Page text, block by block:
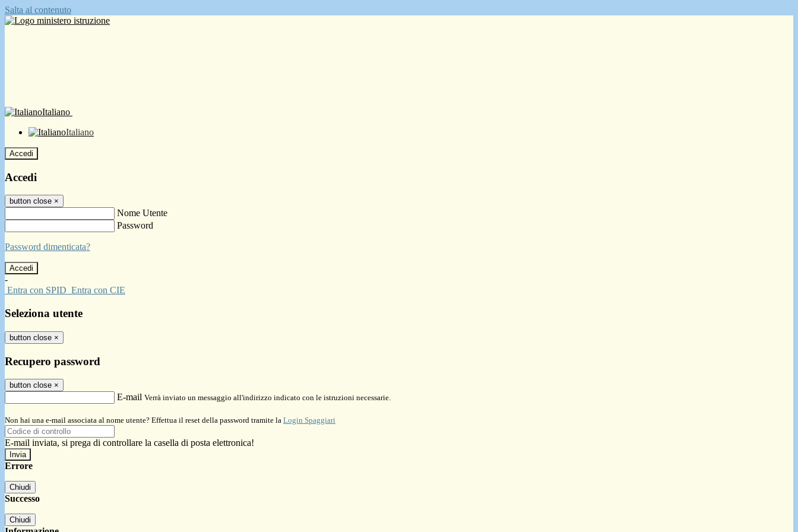
Salta al contenuto
Italiano
Italiano
Accedi
Accedi
button close ×
Nome Utente
Password
Password dimenticata?
-
Entra con SPID Entra con CIE
Seleziona utente
button close ×
Recupero password
button close ×
E-mail Verrà inviato un messaggio all'indirizzo indicato con le istruzioni necessarie.
Non hai una e-mail associata al nome utente? Effettua il reset della password tramite la Login Spaggiari
E-mail inviata, si prega di controllare la casella di posta elettronica!
Errore
Chiudi
Successo
Chiudi